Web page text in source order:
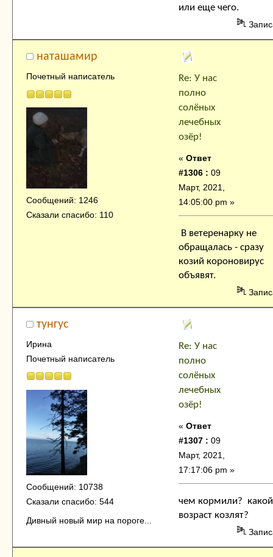
или еще чего.
наташамир
Почетный написатель
Сообщений: 1246
Сказали спасибо: 110
Re: У нас
полно
солёных
лечебных
озёр!
« Ответ
#1306 : 09
Март, 2021,
14:05:00 pm »
В ветеренарку не
обращалась - сразу
козий короновирус
объявят.
тунгус
Ирина
Почетный написатель
Сообщений: 10738
Сказали спасибо: 544
Дивный новый мир на пороге...
Re: У нас
полно
солёных
лечебных
озёр!
« Ответ
#1307 : 09
Март, 2021,
17:17:06 pm »
чем кормили? какой
возраст козлят?